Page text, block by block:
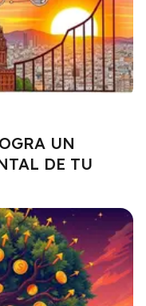
UN
DE TU